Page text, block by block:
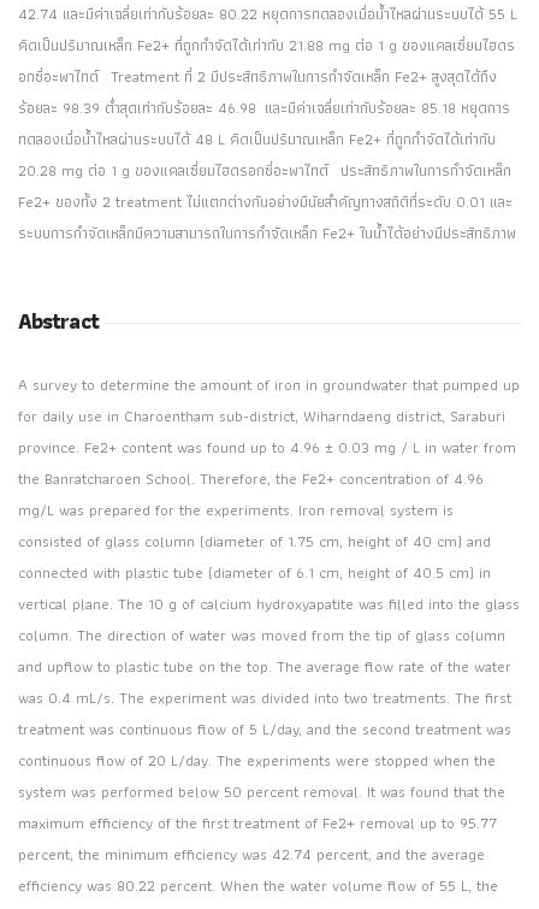
42.74 และมีค่าเฉลี่ยเท่ากับร้อยละ 80.22 หยุดการทดลองเมื่อน้ำไหลผ่านระบบได้ 55 L
คิดเป็นปริมาณเหล็ก Fe2+ ที่ถูกกำจัดได้เท่ากับ 21.88 mg ต่อ 1 g ของแคลเซี่ยมไฮดร
อกซี่อะพาไทต์ Treatment ที่ 2 มีประสิทธิภาพในการกำจัดเหล็ก Fe2+ สูงสุดได้ถึง
ร้อยละ 98.39 ต่ำสุดเท่ากับร้อยละ 46.98 และมีค่าเฉลี่ยเท่ากับร้อยละ 85.18 หยุดการ
ทดลองเมื่อน้ำไหลผ่านระบบได้ 48 L คิดเป็นปริมาณเหล็ก Fe2+ ที่ถูกกำจัดได้เท่ากับ
20.28 mg ต่อ 1 g ของแคลเซี่ยมไฮดรอกซี่อะพาไทต์ ประสิทธิภาพในการกำจัดเหล็ก
Fe2+ ของทั้ง 2 treatment ไม่แตกต่างกันอย่างมีนัยสำคัญทางสถิติที่ระดับ 0.01 และ
ระบบการกำจัดเหล็กมีความสามารถในการกำจัดเหล็ก Fe2+ ในน้ำได้อย่างมีประสิทธิภาพ
Abstract
A survey to determine the amount of iron in groundwater that pumped up
for daily use in Charoentham sub-district, Wiharndaeng district, Saraburi
province. Fe2+ content was found up to 4.96 ± 0.03 mg / L in water from
the Banratcharoen School. Therefore, the Fe2+ concentration of 4.96
mg/L was prepared for the experiments. Iron removal system is
consisted of glass column (diameter of 1.75 cm, height of 40 cm) and
connected with plastic tube (diameter of 6.1 cm, height of 40.5 cm) in
vertical plane. The 10 g of calcium hydroxyapatite was filled into the glass
column. The direction of water was moved from the tip of glass column
and upflow to plastic tube on the top. The average flow rate of the water
was 0.4 mL/s. The experiment was divided into two treatments. The first
treatment was continuous flow of 5 L/day, and the second treatment was
continuous flow of 20 L/day. The experiments were stopped when the
system was performed below 50 percent removal. It was found that the
maximum efficiency of the first treatment of Fe2+ removal up to 95.77
percent, the minimum efficiency was 42.74 percent, and the average
efficiency was 80.22 percent. When the water volume flow of 55 L, the